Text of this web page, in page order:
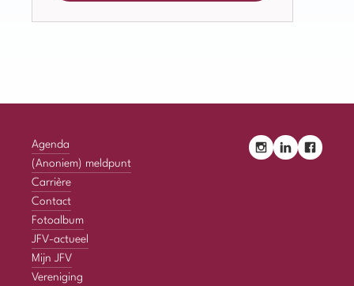
Agenda
(Anoniem) meldpunt
Carrière
Contact
Fotoalbum
JFV-actueel
Mijn JFV
Vereniging